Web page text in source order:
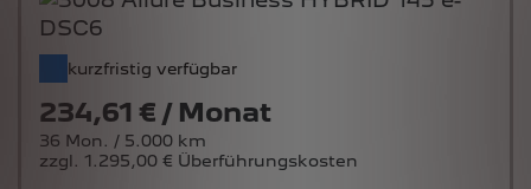
kurzfristig verfügbar
234,61 € / Monat
36 Mon. / 5.000 km
zzgl. 1.295,00 € Überführungskosten